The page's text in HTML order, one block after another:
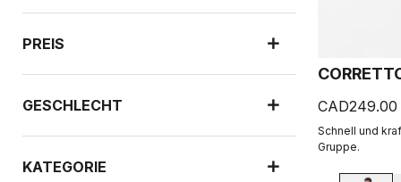
PREIS
GESCHLECHT
KATEGORIE
CAD249.00
Schnell und
Gruppe.